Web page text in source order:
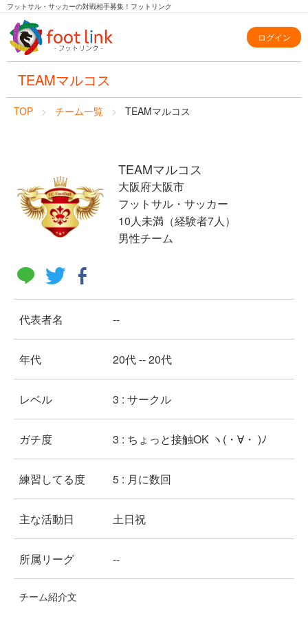
フットサル・サッカーの対戦相手募集！フットリンク
ログイン
TEAMマルコス
TOP チーム一覧 TEAMマルコス
TEAMマルコス
大阪府大阪市
フットサル・サッカー
10人未満（経験者7人）
男性チーム
代表者名 --
年代 20代 -- 20代
レベル 3 : サークル
ガチ度 3 : ちょっと接触OK ヽ(・∀・ )ﾉ
練習してる度 5 : 月に数回
主な活動日 土日祝
所属リーグ --
チーム紹介文